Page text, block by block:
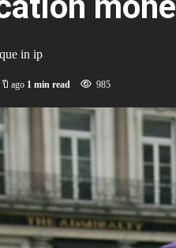
in ip
ปี ago 1 min read 985